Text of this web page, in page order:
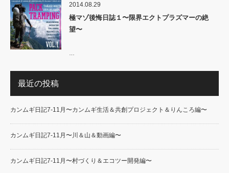
2014.08.29
極マゾ後悔日誌１〜限界エクトプラズマーの絶
望〜
最近の投稿
カンムギ日記7-11月〜カンムギ生活＆共創プロジェクト＆りんころ編〜
カンムギ日記7-11月〜川＆山＆動画編〜
カンムギ日記7-11月〜村づくり＆エコツー開発編〜